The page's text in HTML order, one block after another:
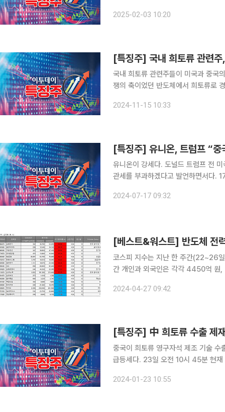
오름세며 티플랙스(12.15%), 동국알
2025-02-03 10:20
[특징주] 국내 희토류 관련
국내 희토류 관련주들이 미국과 중국
쟁의 축이었던 반도체에서 희토류로
(6.40%), 노바텍(10.00%), 삼화전
2024-11-15 10:33
유니온이 강세다. 도널드 트럼프 전
관세를 부과하겠다고 발언하면서다. 17일 오전 9시 28분 현재 유니온은 전 거래일 대비 5.53% 오
과 인터뷰에서 모든 국가 수입품에 대
2024-07-17 09:32
코스피 지수는 지난 한 주간
간 개인과 외국인은 각각 4450억 원
가장 많이 오른 종목은 삼화전기(44.
2024-04-27 09:42
[특징주] 中 희토류 수출 제
중국이 희토류 영구자석 제조 기술 수
급등세다. 23일 오전 10시 45분 현재 삼화전자는 전 거래일 대비 23.87% 오른 4670원에 거래
(5.24%)과 성안(4.68%)도 각각
2024-01-23 10:55